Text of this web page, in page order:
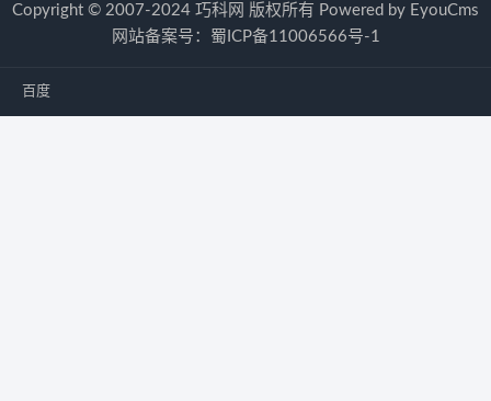
Copyright © 2007-2024 巧科网 版权所有 Powered by EyouCms
网站备案号： 蜀ICP备11006566号-1
百度